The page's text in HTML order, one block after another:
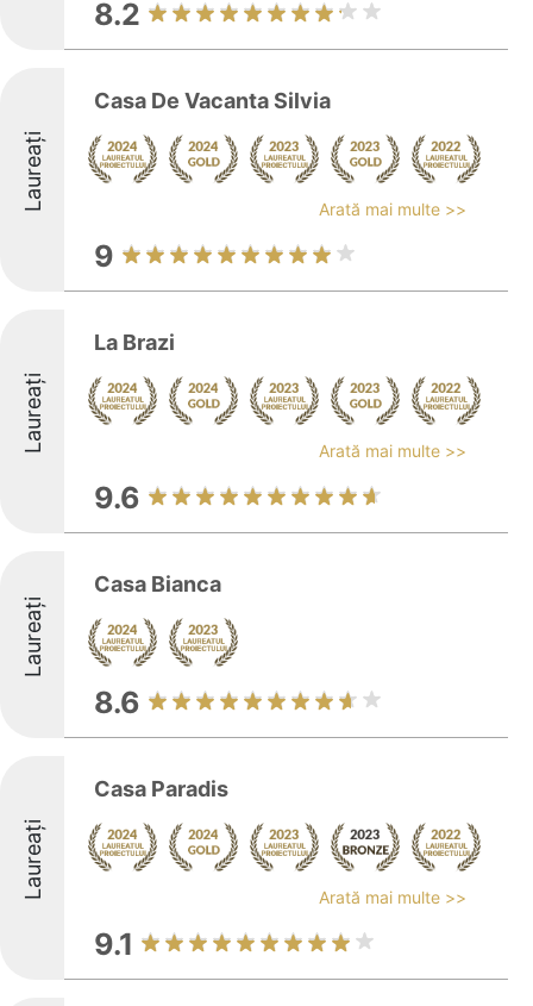
8.2
Laureați
Casa De Vacanta Silvia
Arată mai multe >>
9
Laureați
La Brazi
Arată mai multe >>
9.6
Laureați
Casa Bianca
8.6
Laureați
Casa Paradis
Arată mai multe >>
9.1